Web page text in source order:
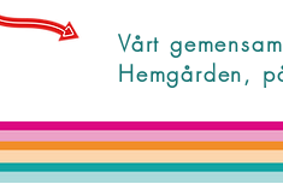
Vårt
Hemgården,